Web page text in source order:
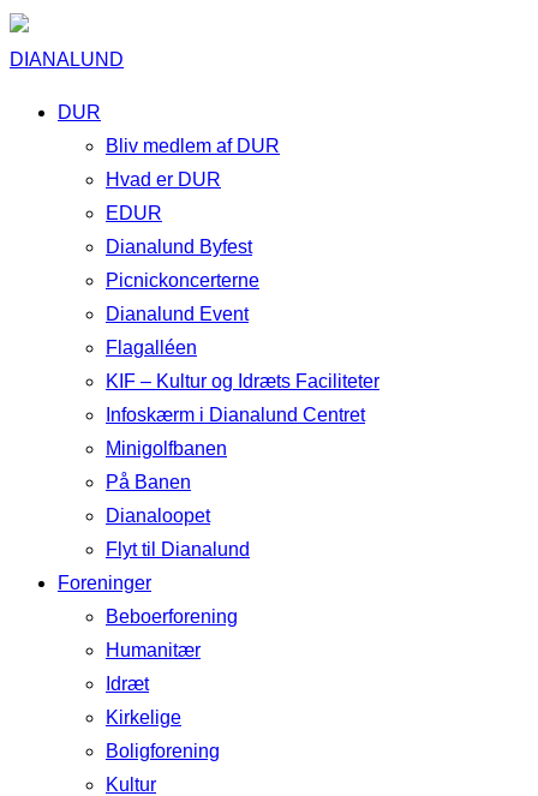
DIANALUND
DUR
Bliv medlem af DUR
Hvad er DUR
EDUR
Dianalund Byfest
Picnickoncerterne
Dianalund Event
Flagalléen
KIF – Kultur og Idræts Faciliteter
Infoskærm i Dianalund Centret
Minigolfbanen
På Banen
Dianaloopet
Flyt til Dianalund
Foreninger
Beboerforening
Humanitær
Idræt
Kirkelige
Boligforening
Kultur